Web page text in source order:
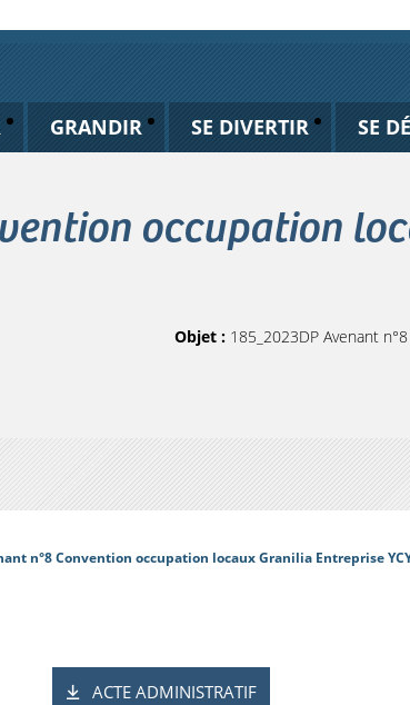
GRANDIR SE DIVERTIR SE
occupation
Objet : 185_2023DP Avenant
n°8 Convention occupation locaux Granilia Entreprise
ACTE ADMINISTRATIF